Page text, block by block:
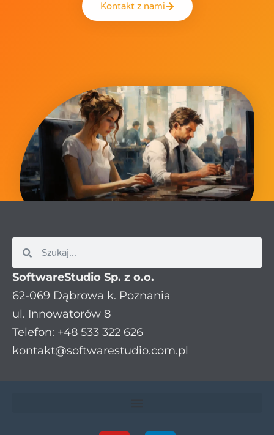
Kontakt z nami
SoftwareStudio Sp. z o.o.
62-069 Dąbrowa k. Poznania
ul. Innowatorów 8
Telefon: +48 533 322 626
kontakt@softwarestudio.com.pl